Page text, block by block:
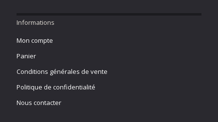
Informations
Mon compte
Panier
Conditions générales de vente
Politique de confidentialité
Nous contacter